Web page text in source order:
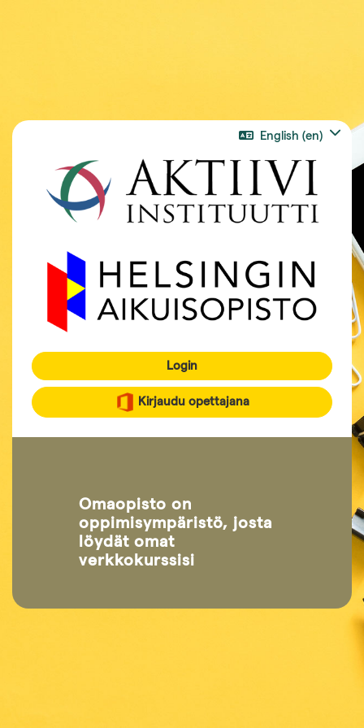
Omaopisto on
oppimisympäristö, josta
löydät omat
verkkokurssisi
English ‎(en)‎
Login
Kirjaudu opettajana